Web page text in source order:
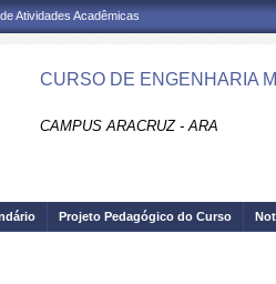
Atividades Acadêmicas
CURSO DE ENGENHARIA
CAMPUS ARACRUZ - ARA
Projeto Pedagógico do Curso